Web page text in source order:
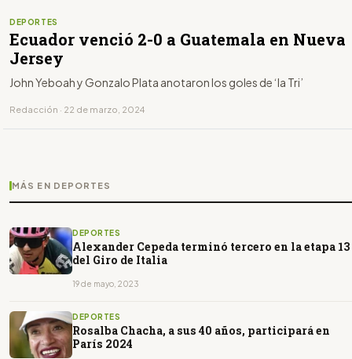
DEPORTES
Ecuador venció 2-0 a Guatemala en Nueva
Jersey
John Yeboah y Gonzalo Plata anotaron los goles de ‘la Tri’
Redacción · 22 de marzo, 2024
MÁS EN DEPORTES
DEPORTES
Alexander Cepeda terminó tercero en la etapa 13
del Giro de Italia
19 de mayo, 2023
DEPORTES
Rosalba Chacha, a sus 40 años, participará en
París 2024